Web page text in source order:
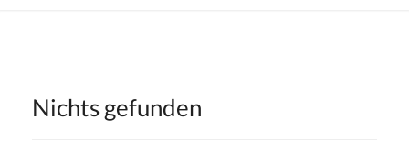
Nichts
Nichts gefunden